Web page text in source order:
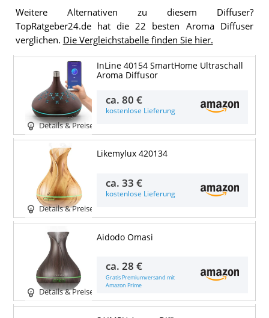
Weitere Alternativen zu diesem Diffuser?
TopRatgeber24.de hat die 22 besten Aroma Diffuser
verglichen. Die Vergleichstabelle finden Sie hier.
Details & Preise
InLine 40154 SmartHome Ultraschall
Aroma Diffusor
ca.80 €
kostenlose Lieferung
Details & Preise
Likemylux 420134
ca.33 €
kostenlose Lieferung
Details & Preise
Aidodo Omasi
ca.28 €
Gratis Premiumversand mit
Amazon Prime